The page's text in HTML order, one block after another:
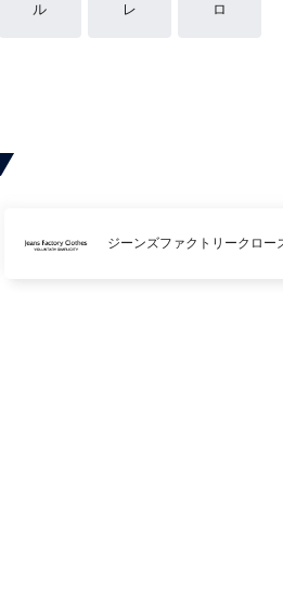
ル レ ロ
ジーンズファクトリークロー